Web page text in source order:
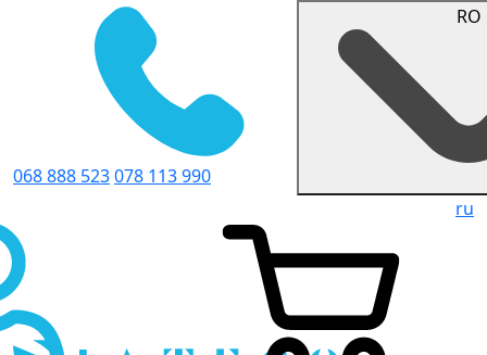
068 888 523078 113 990
ru